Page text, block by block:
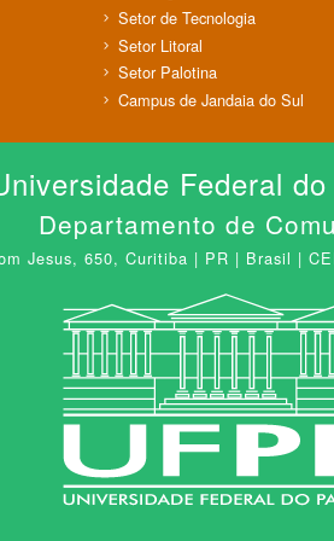
Setor de Tecnologia
Setor Litoral
Setor Palotina
Campus de Jandaia do Sul
Federal
Departamento de
Jesus, 650, Curitiba | PR | Brasil |